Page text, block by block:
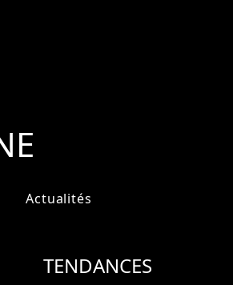
Actualités
TENDANCES